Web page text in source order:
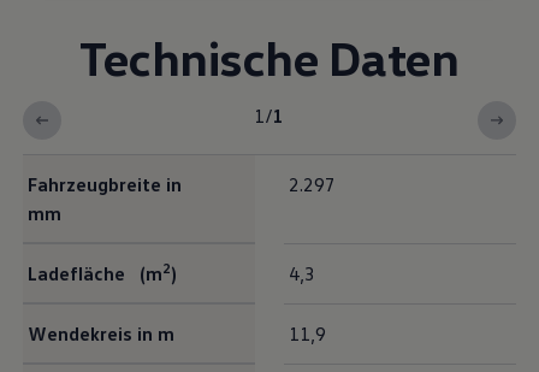
Technische Daten
1/1
Fahrzeugbreite in
mm
2.297
Ladefläche (m2) 4,3
Wendekreis in m 11,9